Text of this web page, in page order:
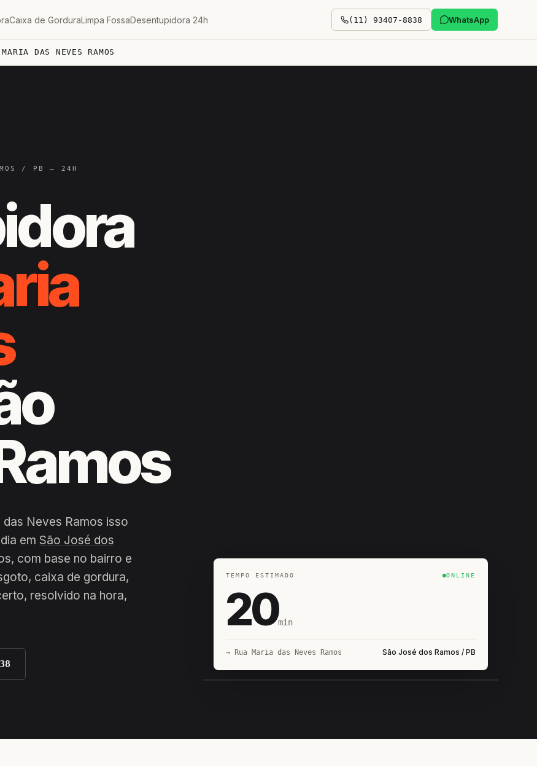
Caixa de GorduraLimpa FossaDesentupidora 24h (11) 93407-8838 WhatsApp
DAS NEVES RAMOS
/ PB — 24H
das Neves Ramos isso
em São José dos
com base no bairro e
caixa de gordura,
resolvido na hora,
TEMPO ESTIMADO ONLINE
20min
→ Rua Maria das Neves Ramos São José dos Ramos / PB